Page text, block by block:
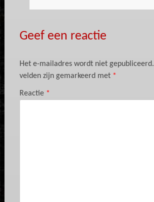
Geef een reactie
Het e-mailadres wordt niet gepubliceerd.
velden zijn gemarkeerd met *
Reactie *